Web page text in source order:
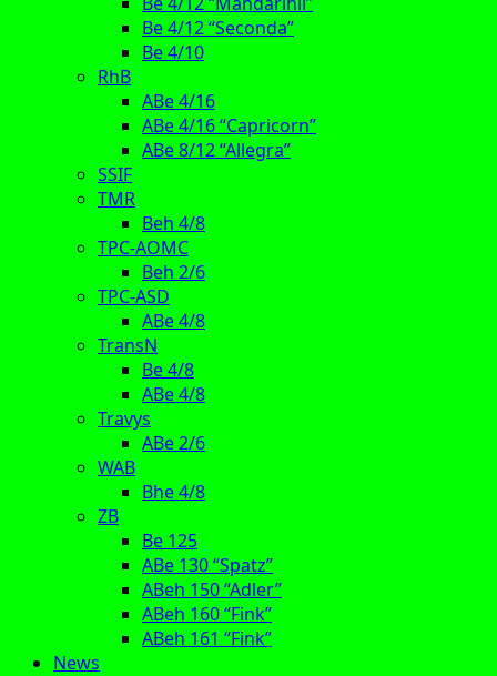
Be 4/12 “Seconda”
Be 4/10
RhB
ABe 4/16
ABe 4/16 “Capricorn”
ABe 8/12 “Allegra”
SSIF
TMR
Beh 4/8
TPC-AOMC
Beh 2/6
TPC-ASD
ABe 4/8
TransN
Be 4/8
ABe 4/8
Travys
ABe 2/6
WAB
Bhe 4/8
ZB
Be 125
ABe 130 “Spatz”
ABeh 150 “Adler”
ABeh 160 “Fink”
ABeh 161 “Fink”
News